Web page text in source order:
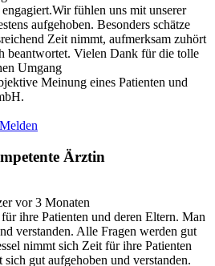
fühlen uns mit unserer
aufgehoben. Besonders schätze
Zeit nimmt, aufmerksam zuhört
beantwortet. Vielen Dank für die tolle
Umgang
Meinung eines Patienten und
Melden
Ärztin
vor 3 Monaten
ihre Patienten und deren Eltern. Man
verstanden. Alle Fragen werden gut
nimmt sich Zeit für ihre Patienten
gut aufgehoben und verstanden.